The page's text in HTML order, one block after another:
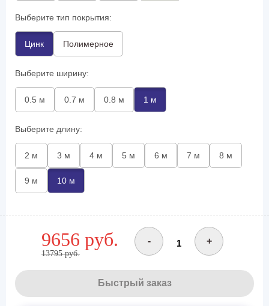
Выберите тип покрытия:
Цинк Полимерное
Выберите ширину:
0.5 м 0.7 м 0.8 м 1 м
Выберите длину:
2 м 3 м 4 м 5 м 6 м 7 м 8 м
9 м 10 м
9656 руб.
13795 руб.
- +
Быстрый заказ